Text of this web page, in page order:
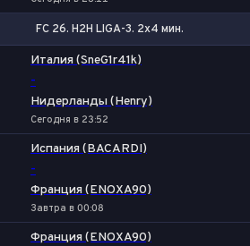
FC 26. H2H LIGA-3. 2x4 мин.
Италия (SneG1r41k)
-
Нидерланды (Henry)
Сегодня в 23:52
Испания (BACARDI)
-
Франция (ENOXA90)
Завтра в 00:08
Франция (ENOXA90)